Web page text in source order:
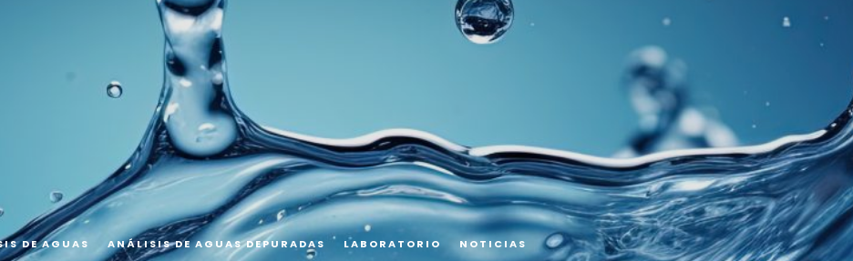
DE AGUAS ANÁLISIS DE AGUAS DEPURADAS LABORATORIO NOTICIAS